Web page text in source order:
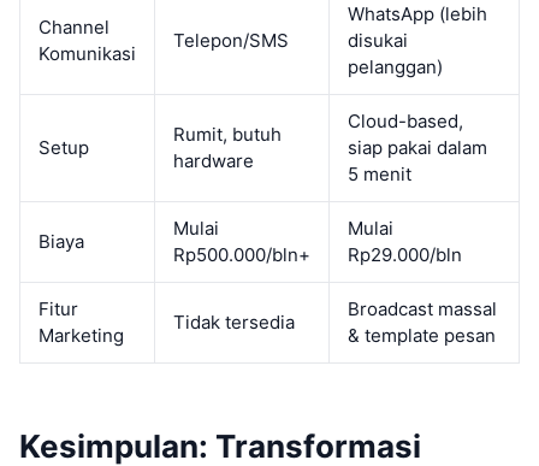
Channel
Komunikasi
Telepon/SMS
WhatsApp (lebih
disukai
pelanggan)
Setup
Rumit, butuh
hardware
Cloud-based,
siap pakai dalam
5 menit
Biaya
Mulai
Rp500.000/bln+
Mulai
Rp29.000/bln
Fitur
Marketing
Tidak tersedia
Broadcast massal
& template pesan
Kesimpulan: Transformasi